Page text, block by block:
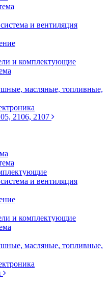
и вентиляция
и комплектующие
масляные, топливные,
2106, 2107
и вентиляция
и комплектующие
масляные, топливные,